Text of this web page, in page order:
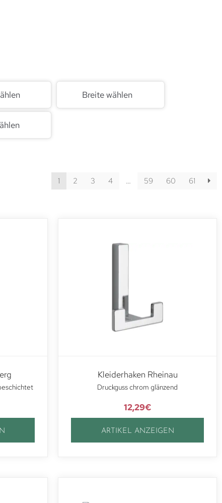
Breite wählen
1 2 3 4 … 59 60 61
Kleiderhaken Rheinau
Druckguss chrom glänzend
12,29€
ARTIKEL ANZEIGEN